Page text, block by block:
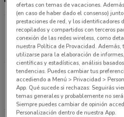
Blvd. Adolfo López Mateos
(cdmx)
2.2 km
CERRADO
Blvd. Miguel de Cervantes
Hidalgo
6.9 km
CERRADO
ofertas con temas de vacaciones.
(en caso de haber dado el consenso)
prestaciones de red, y los identificadores
recopilados y compartidos con terceros
conexión de las redes wireless, como
nuestra Política de Provacidad. Además,
utilizarse para la elaboración de
científicas y estadísticas, análisis
tendencias. Puedes cambiar tus
accediendo a Menú > Privacidad >
App. Qué sucede si rechazas: Seguirás
temas generales y probablemente no
Siempre puedes cambiar de opinión
Personalización dentro de nuestra App.